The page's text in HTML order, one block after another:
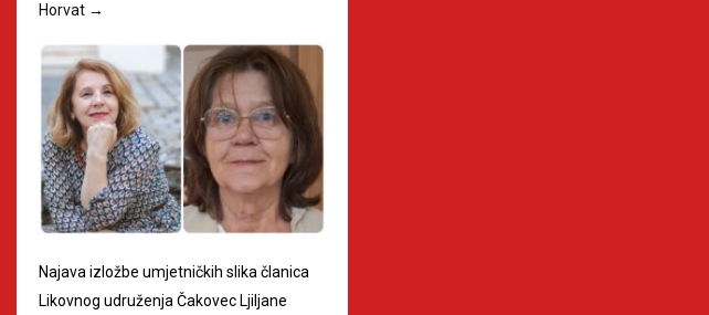
Horvat →
Najava izložbe umjetničkih slika članica
Likovnog udruženja Čakovec Ljiljane